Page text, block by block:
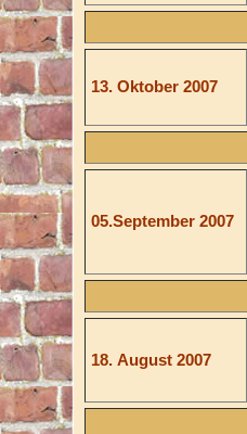
13. Oktober 2007
05.September 2007
18. August 2007